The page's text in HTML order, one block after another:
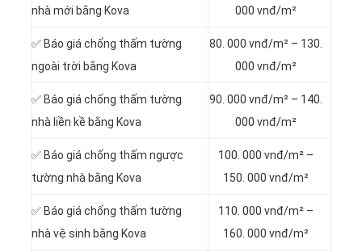
nhà mới bằng Kova
000 vnđ/m²
✅ Báo giá chống thấm tường
ngoài trời bằng Kova
80. 000 vnđ/m² – 130.
000 vnđ/m²
✅ Báo giá chống thấm tường
nhà liền kề bằng Kova
90. 000 vnđ/m² – 140.
000 vnđ/m²
✅ Báo giá chống thấm ngược
tường nhà bằng Kova
100. 000 vnđ/m² –
150. 000 vnđ/m²
✅ Báo giá chống thấm tường
nhà vệ sinh bằng Kova
110. 000 vnđ/m² –
160. 000 vnđ/m²